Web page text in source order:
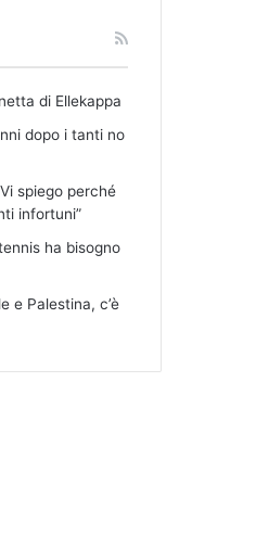
di Ellekappa
dopo i tanti no
spiego perché
infortuni”
ha bisogno
e Palestina, c’è